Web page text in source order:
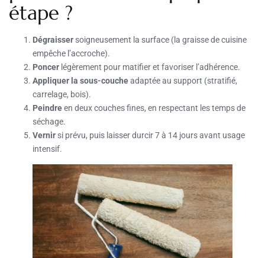
étape ?
Dégraisser soigneusement la surface (la graisse de cuisine
empêche l’accroche).
Poncer légèrement pour matifier et favoriser l’adhérence.
Appliquer la sous-coucheadaptée au support (stratifié,
carrelage, bois).
Peindreen deux couches fines, en respectant les temps de
séchage.
Vernir si prévu, puis laisser durcir 7 à 14 jours avant usage
intensif.